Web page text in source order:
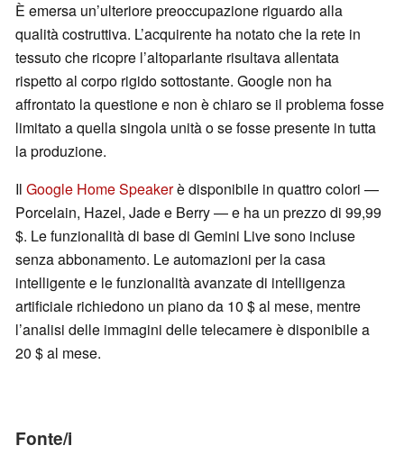
È emersa un’ulteriore preoccupazione riguardo alla
qualità costruttiva. L’acquirente ha notato che la rete in
tessuto che ricopre l’altoparlante risultava allentata
rispetto al corpo rigido sottostante. Google non ha
affrontato la questione e non è chiaro se il problema fosse
limitato a quella singola unità o se fosse presente in tutta
la produzione.
Il Google Home Speakerè disponibile in quattro colori —
Porcelain, Hazel, Jade e Berry — e ha un prezzo di 99,99
$. Le funzionalità di base di Gemini Live sono incluse
senza abbonamento. Le automazioni per la casa
intelligente e le funzionalità avanzate di intelligenza
artificiale richiedono un piano da 10 $ al mese, mentre
l’analisi delle immagini delle telecamere è disponibile a
20 $ al mese.
Fonte/i